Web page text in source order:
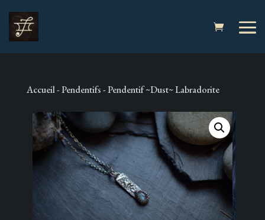
Accueil-Pendentifs- Pendentif ~Dust~ Labradorite